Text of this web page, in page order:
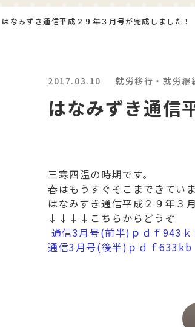
はなみずき通信平成２９年３月号が完成しました！
2017.03.10 就労移行・就労継
はなみずき通信
三寒四温の時期です。
春はもうすぐそこまできていま
はなみずき通信平成２９年３
↓↓↓↓こちらからどうぞ
通信3月号(前半)ｐｄｆ943ｋ
通信3月号(後半)ｐｄｆ633kb